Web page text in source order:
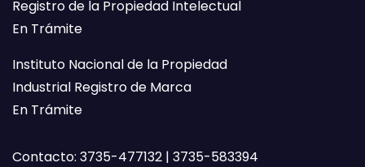
Registro de la Propiedad Intelectual
En Trámite
Instituto Nacional de la Propiedad
Industrial Registro de Marca
En Trámite
Contacto: 3735-477132 | 3735-583394